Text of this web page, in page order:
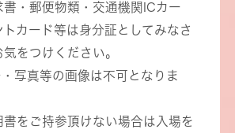
・郵便物類・交通機関ICカー
トカード等は身分証としてみなさ
をつけください。
写真等の画像は不可となりま
をご持参頂けない場合は入場を